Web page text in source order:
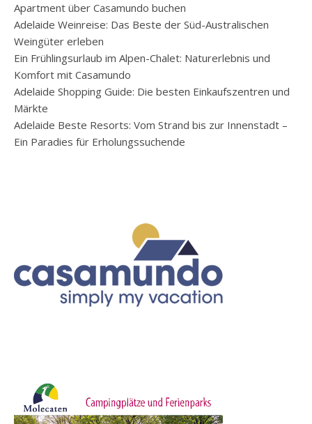
Apartment über Casamundo buchen
Adelaide Weinreise: Das Beste der Süd-Australischen
Weingüter erleben
Ein Frühlingsurlaub im Alpen-Chalet: Naturerlebnis und
Komfort mit Casamundo
Adelaide Shopping Guide: Die besten Einkaufszentren und
Märkte
Adelaide Beste Resorts: Vom Strand bis zur Innenstadt –
Ein Paradies für Erholungssuchende